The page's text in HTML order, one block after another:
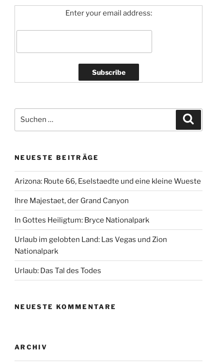
Enter your email address:
nach:
NEUESTE BEITRÄGE
Arizona: Route 66, Eselstaedte und eine kleine Wueste
Ihre Majestaet, der Grand Canyon
In Gottes Heiligtum: Bryce Nationalpark
Urlaub im gelobten Land: Las Vegas und Zion
Nationalpark
Urlaub: Das Tal des Todes
NEUESTE KOMMENTARE
ARCHIV